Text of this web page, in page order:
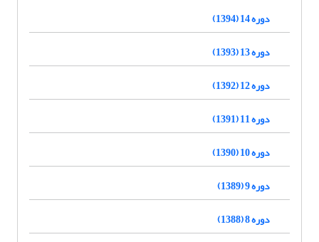
دوره 14 (1394)
دوره 13 (1393)
دوره 12 (1392)
دوره 11 (1391)
دوره 10 (1390)
دوره 9 (1389)
دوره 8 (1388)